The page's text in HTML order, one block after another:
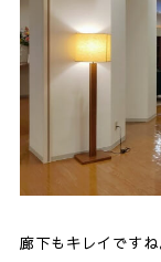
廊下もキレイです